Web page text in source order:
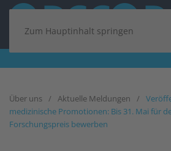
Zum Hauptinhalt springen
Über uns Aktuelle Meldungen
medizinische Promotionen: Bis 31. Mai für
Forschungspreis bewerben